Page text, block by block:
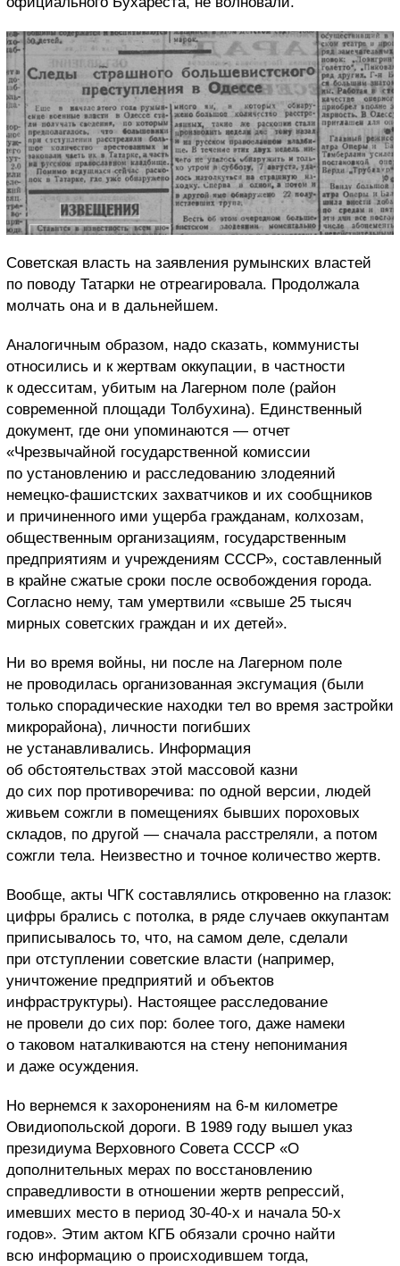
Советская власть на заявления румынских властей
по поводу Татарки не отреагировала. Продолжала
молчать она и в дальнейшем.
Аналогичным образом, надо сказать, коммунисты
относились и к жертвам оккупации, в частности
к одесситам, убитым на Лагерном поле (район
современной площади Толбухина). Единственный
документ, где они упоминаются — отчет
«Чрезвычайной государственной комиссии
по установлению и расследованию злодеяний
немецко-фашистских захватчиков и их сообщников
и причиненного ими ущерба гражданам, колхозам,
общественным организациям, государственным
предприятиям и учреждениям СССР», составленный
в крайне сжатые сроки после освобождения города.
Согласно нему, там умертвили «свыше 25 тысяч
мирных советских граждан и их детей».
Ни во время войны, ни после на Лагерном поле
не проводилась организованная эксгумация (были
только спорадические находки тел во время застройки
микрорайона), личности погибших
не устанавливались. Информация
об обстоятельствах этой массовой казни
до сих пор противоречива: по одной версии, людей
живьем сожгли в помещениях бывших пороховых
складов, по другой — сначала расстреляли, а потом
сожгли тела. Неизвестно и точное количество жертв.
Вообще, акты ЧГК составлялись откровенно на глазок:
цифры брались с потолка, в ряде случаев оккупантам
приписывалось то, что, на самом деле, сделали
при отступлении советские власти (например,
уничтожение предприятий и объектов
инфраструктуры). Настоящее расследование
не провели до сих пор: более того, даже намеки
о таковом наталкиваются на стену непонимания
и даже осуждения.
Но вернемся к захоронениям на 6-м километре
Овидиопольской дороги. В 1989 году вышел указ
президиума Верховного Совета СССР «О
дополнительных мерах по восстановлению
справедливости в отношении жертв репрессий,
имевших место в период 30-40-х и начала 50-х
годов». Этим актом КГБ обязали срочно найти
всю информацию о происходившем тогда,